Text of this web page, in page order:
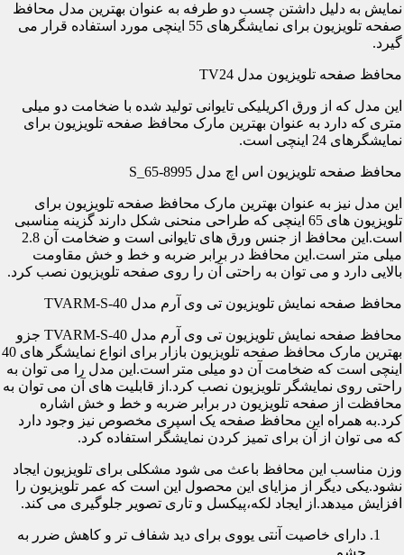
نمایش به دلیل داشتن چسب دو طرفه به عنوان بهترین مدل محافظ
صفحه تلویزیون برای نمایشگرهای 55 اینچی مورد استفاده قرار می
گیرد.
محافظ صفحه تلویزیون مدل TV24
این مدل که از ورق اکریلیکی تایوانی تولید شده با ضخامت دو میلی
متری که دارد به عنوان بهترین مارک محافظ صفحه تلویزیون برای
نمایشگرهای 24 اینچی است.
محافظ صفحه تلویزیون اس اچ مدل S_65-8995
این مدل نیز به عنوان بهترین مارک محافظ صفحه تلویزیون برای
تلویزیون های 65 اینچی که طراحی منحنی شکل دارند گزینه مناسبی
است.این محافظ از جنس ورق های تایوانی است و ضخامت آن 2.8
میلی متر است.این محافظ در برابر ضربه و خط و خش مقاومت
بالایی دارد و می توان به راحتی آن را روی صفحه تلویزیون نصب کرد.
محافظ صفحه نمایش تلویزیون تی وی آرم مدل TVARM-S-40
محافظ صفحه نمایش تلویزیون تی وی آرم مدل TVARM-S-40 جزو
بهترین مارک محافظ صفحه تلویزیون بازار برای انواع نمایشگر های 40
اینچی است که ضخامت آن دو میلی متر است.این مدل را می توان به
راحتی روی نمایشگر تلویزیون نصب کرد.از قابلیت های آن می توان به
محافظت از صفحه تلویزیون در برابر ضربه و خط و خش اشاره
کرد.به همراه این محافظ صفحه یک اسپری مخصوص نیز وجود دارد
که می توان از آن برای تمیز کردن نمایشگر استفاده کرد.
وزن مناسب این محافظ باعث می شود مشکلی برای تلویزیون ایجاد
نشود.یکی دیگر از مزایای این محصول این است که عمر تلویزیون را
افزایش میدهد.از ایجاد لکه،پیکسل و تاری تصویر جلوگیری می کند.
دارای خاصیت آنتی یووی برای دید شفاف تر و کاهش ضرر به